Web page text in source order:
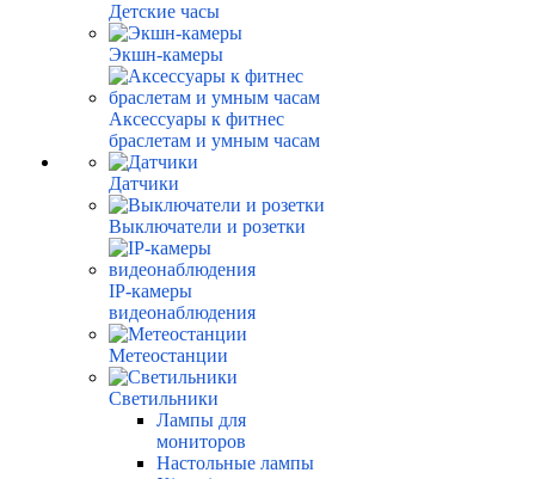
Детские часы
Экшн-камеры
Аксессуары к фитнес
браслетам и умным часам
Датчики
Выключатели и розетки
IP-камеры
видеонаблюдения
Метеостанции
Светильники
Лампы для
мониторов
Настольные лампы